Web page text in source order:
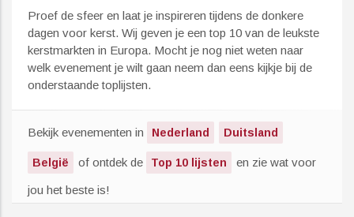
Proef de sfeer en laat je inspireren tijdens de donkere
dagen voor kerst. Wij geven je een top 10 van de leukste
kerstmarkten in Europa. Mocht je nog niet weten naar
welk evenement je wilt gaan neem dan eens kijkje bij de
onderstaande toplijsten.
Bekijk evenementen in Nederland Duitsland
België of ontdek de Top 10 lijsten en zie wat voor
jou het beste is!